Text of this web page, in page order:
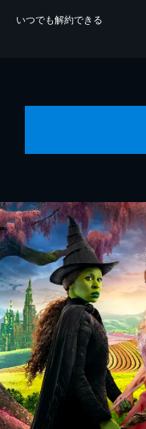
いつでも解約できる